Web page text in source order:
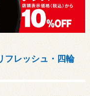
レッシュ・四輪